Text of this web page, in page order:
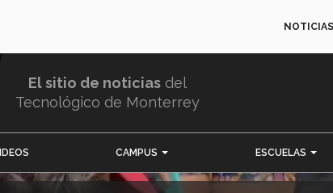
NOTICIAS
El sitio de noticias del
Tecnológico de Monterrey
CAMPUS ESCUELAS